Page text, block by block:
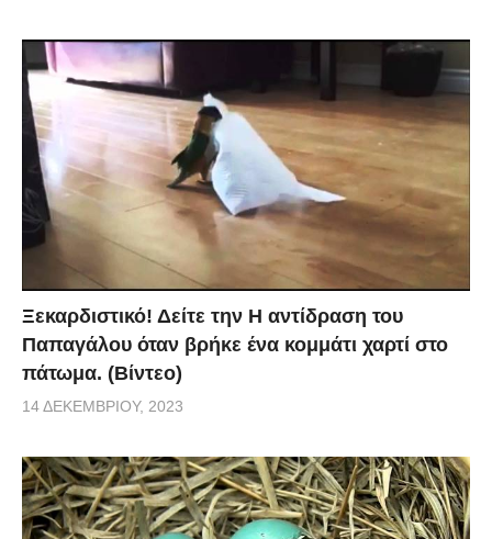
Ξεκαρδιστικό! Δείτε την Η αντίδραση του
Παπαγάλου όταν βρήκε ένα κομμάτι χαρτί στο
πάτωμα. (Βίντεο)
14 ΔΕΚΕΜΒΡΊΟΥ, 2023